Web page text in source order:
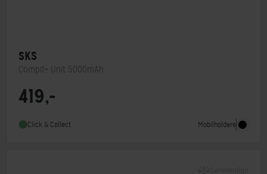
SKS
Compit+ Unit 5000mAh
Kompatibel med
419,-
Click & Collect Mobilholdere